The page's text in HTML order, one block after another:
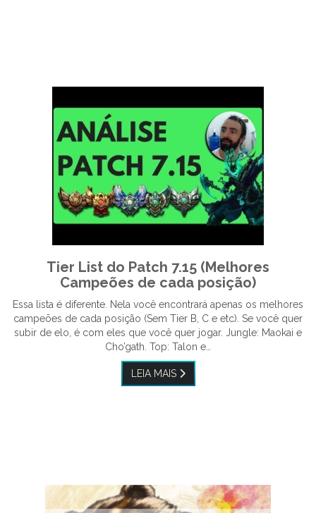
Tier List do Patch 7.15 (Melhores
Campeões de cada posição)
Essa lista é diferente. Nela você encontrará apenas os melhores
campeões de cada posição (Sem Tier B, C e etc). Se você quer
subir de elo, é com eles que você quer jogar. Jungle: Maokai e
Cho’gath. Top: Talon e…
LEIA MAIS